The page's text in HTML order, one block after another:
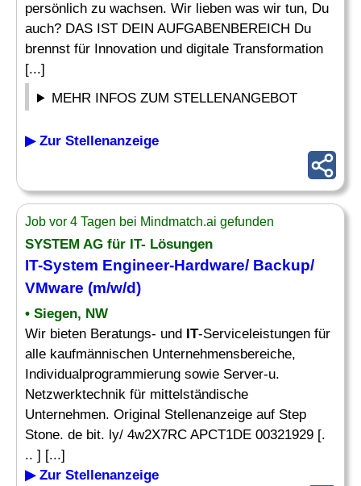
persönlich zu wachsen. Wir lieben was wir tun, Du
auch? DAS IST DEIN AUFGABENBEREICH Du
brennst für Innovation und digitale Transformation
[...]
MEHR INFOS ZUM STELLENANGEBOT
▶ Zur Stellenanzeige
Job vor 4 Tagen bei Mindmatch.ai gefunden
SYSTEM AG für IT- Lösungen
IT-System Engineer-Hardware/ Backup/
VMware (m/w/d)
• Siegen, NW
Wir bieten Beratungs- und IT-Serviceleistungen für
alle kaufmännischen Unternehmensbereiche,
Individualprogrammierung sowie Server-u.
Netzwerktechnik für mittelständische
Unternehmen. Original Stellenanzeige auf Step
Stone. de bit. ly/ 4w2X7RC APCT1DE 00321929 [.
.. ] [...]
▶ Zur Stellenanzeige